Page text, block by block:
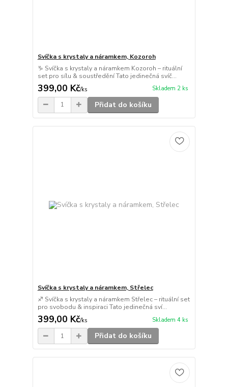
Svíčka s krystaly a náramkem, Kozoroh
♑ Svíčka s krystaly a náramkem Kozoroh – rituální
set pro sílu & soustředění Tato jedinečná svíč...
399,00 Kč/ks Skladem 2 ks
Přidat do košíku
Svíčka s krystaly a náramkem, Střelec
♐ Svíčka s krystaly a náramkem Střelec – rituální set
pro svobodu & inspiraci Tato jedinečná sví...
399,00 Kč/ks Skladem 4 ks
Přidat do košíku